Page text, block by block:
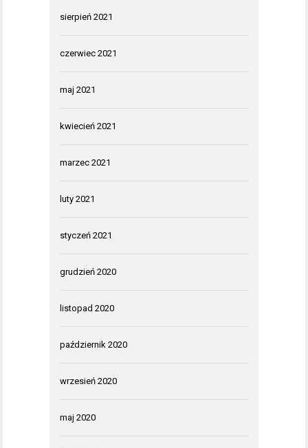
sierpień 2021
czerwiec 2021
maj 2021
kwiecień 2021
marzec 2021
luty 2021
styczeń 2021
grudzień 2020
listopad 2020
październik 2020
wrzesień 2020
maj 2020